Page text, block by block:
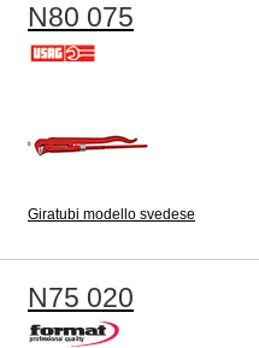
N80 075
Giratubi modello svedese
N75 020